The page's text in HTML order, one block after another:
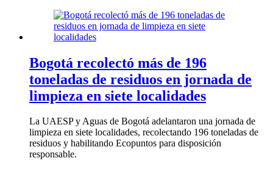
Bogotá recolectó más de 196
toneladas de residuos en jornada de
limpieza en siete localidades
La UAESP y Aguas de Bogotá adelantaron una jornada de
limpieza en siete localidades, recolectando 196 toneladas de
residuos y habilitando Ecopuntos para disposición
responsable.